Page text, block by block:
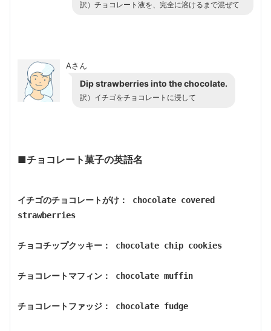
訳） チョコレート液を、完全に溶けるまで混ぜて
Aさん
Dip strawberries into the chocolate.
訳） イチゴをチョコレートに浸して
■チョコレート菓子の英語名
イチゴのチョコレートがけ： chocolate covered
strawberries
チョコチップクッキー： chocolate chip cookies
チョコレートマフィン： chocolate muffin
チョコレートファッジ： chocolate fudge